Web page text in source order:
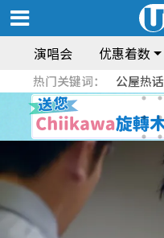
演唱会 优惠着数
热门关键词： 公屋热话